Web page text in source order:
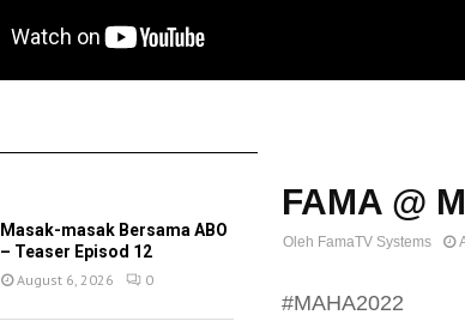
FAMA @
Oleh FamaTV Systems
#MAHA2022
Masak-masak Bersama ABO
– Teaser Episod 12
August 6, 2026 0